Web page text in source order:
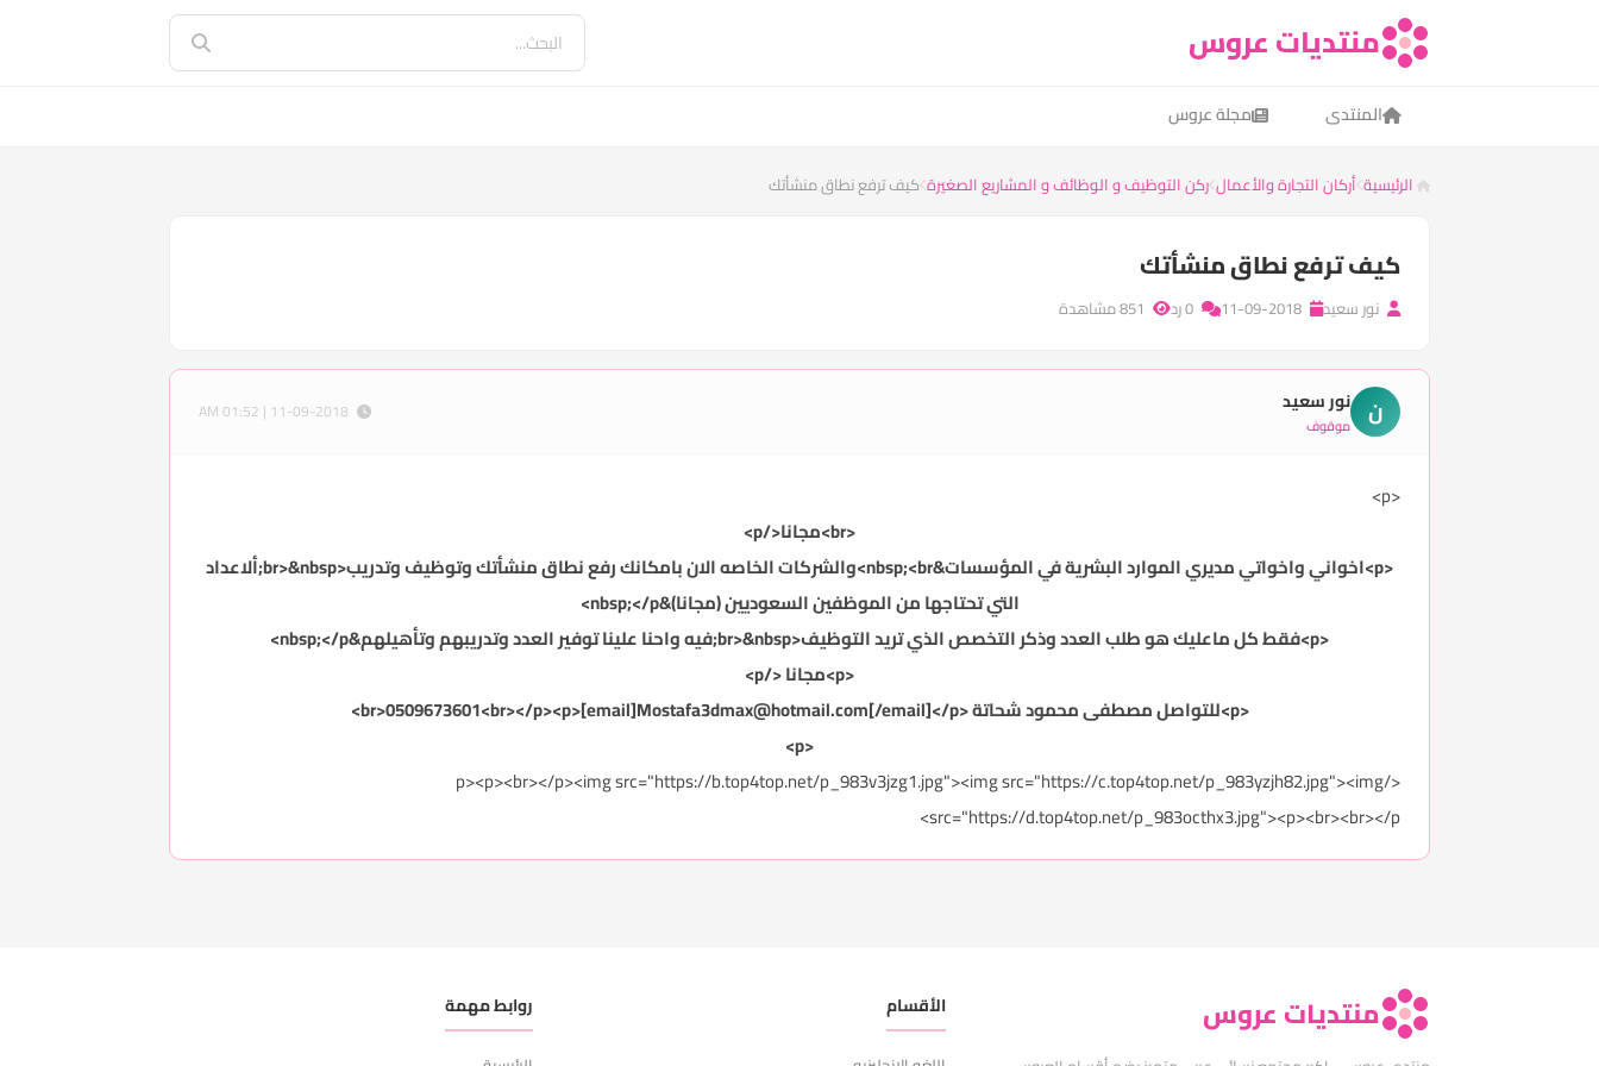
منتديات عروس
المنتدى مجلة عروس
الرئيسية أركان التجارة والأعمال ركن التوظيف و الوظائف و المشاريع الصغيرة كيف ترفع نطاق منشأتك
كيف ترفع نطاق منشأتك
نور سعيد
ن نور سعيد
موقوف
<p>
<br>مجانا</p>
<p>اخواني واخواتي مديري الموارد البشرية في المؤسسات&nbsp;<br>والشركات الخاصه الان بامكانك رفع نطاق منشأتك وتوظيف وتدريب<br>&nbsp;ألاعداد
التي تحتاجها من الموظفين السعوديين (مجانا)&nbsp;</p>
<p>فقط كل ماعليك هو طلب العدد وذكر التخصص الذي تريد التوظيف<br>&nbsp;فيه واحنا علينا توفير العدد وتدريبهم وتأهيلهم&nbsp;</p>
<p>مجانا </p>
<p>للتواصل مصطفى محمود شحاتة <br>0509673601<br></p><p>[email]
Mostafa3dmax@hotmail.com[/email]</p>
<p>
</p><p><br></p><img src="https://b.top4top.net/p_983v3jzg1.jpg"><img src="https://c.top4top.net/p_983yzjh82.jpg"><img
src="https://d.top4top.net/p_983octhx3.jpg"><p><br><br></p>
منتديات عروس الأقسام روابط مهمة